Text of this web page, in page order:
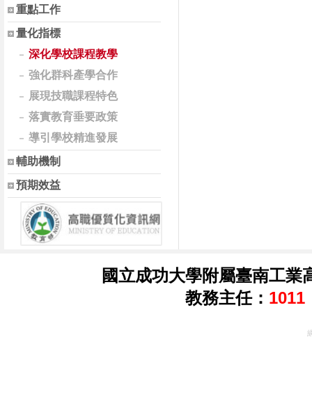
重點工作
量化指標
深化學校課程教學
強化群科產學合作
展現技職課程特色
落實教育垂要政策
導引學校精進發展
輔助機制
預期效益
國立成功大學附屬臺南工業
教務主任：